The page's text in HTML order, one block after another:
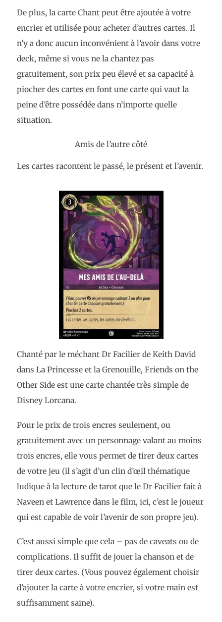
De plus, la carte Chant peut être ajoutée à votre
encrier et utilisée pour acheter d’autres cartes. Il
n’y a donc aucun inconvénient à l’avoir dans votre
deck, même si vous ne la chantez pas
gratuitement, son prix peu élevé et sa capacité à
piocher des cartes en font une carte qui vaut la
peine d’être possédée dans n’importe quelle
situation.
Amis de l’autre côté
Les cartes racontent le passé, le présent et l’avenir.
Chanté par le méchant Dr Facilier de Keith David
dans La Princesse et la Grenouille, Friends on the
Other Side est une carte chantée très simple de
Disney Lorcana.
Pour le prix de trois encres seulement, ou
gratuitement avec un personnage valant au moins
trois encres, elle vous permet de tirer deux cartes
de votre jeu (il s’agit d’un clin d’œil thématique
ludique à la lecture de tarot que le Dr Facilier fait à
Naveen et Lawrence dans le film, ici, c’est le joueur
qui est capable de voir l’avenir de son propre jeu).
C’est aussi simple que cela – pas de caveats ou de
complications. Il suffit de jouer la chanson et de
tirer deux cartes. (Vous pouvez également choisir
d’ajouter la carte à votre encrier, si votre main est
suffisamment saine).